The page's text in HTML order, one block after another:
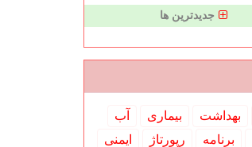
جدیدترین ها
بهداشت بیماری
آب
برنامه رپورتاژ ایمنی